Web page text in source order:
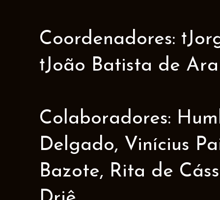
Coordenadores:
†João Batista de
Colaboradores:
Delgado, Vinícius
Bazote, Rita de